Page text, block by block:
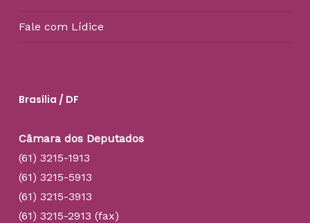
Fale com Lídice
Brasília / DF
Câmara dos Deputados
(61) 3215-1913
(61) 3215-5913
(61) 3215-3913
(61) 3215-2913 (fax)